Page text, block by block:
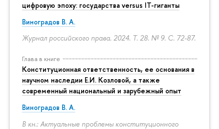
цифровую эпоху: государства versus IT-гиганты
Виноградов В. А.
Журнал российского права. 2024. Т. 28. № 9. С. 72-87.
Глава в книге
Конституционная ответственность, ее основания в
научном наследии Е.И. Козловой, а также
современный национальный и зарубежный опыт
Виноградов В. А.
В кн.: Актуальные проблемы конституционного